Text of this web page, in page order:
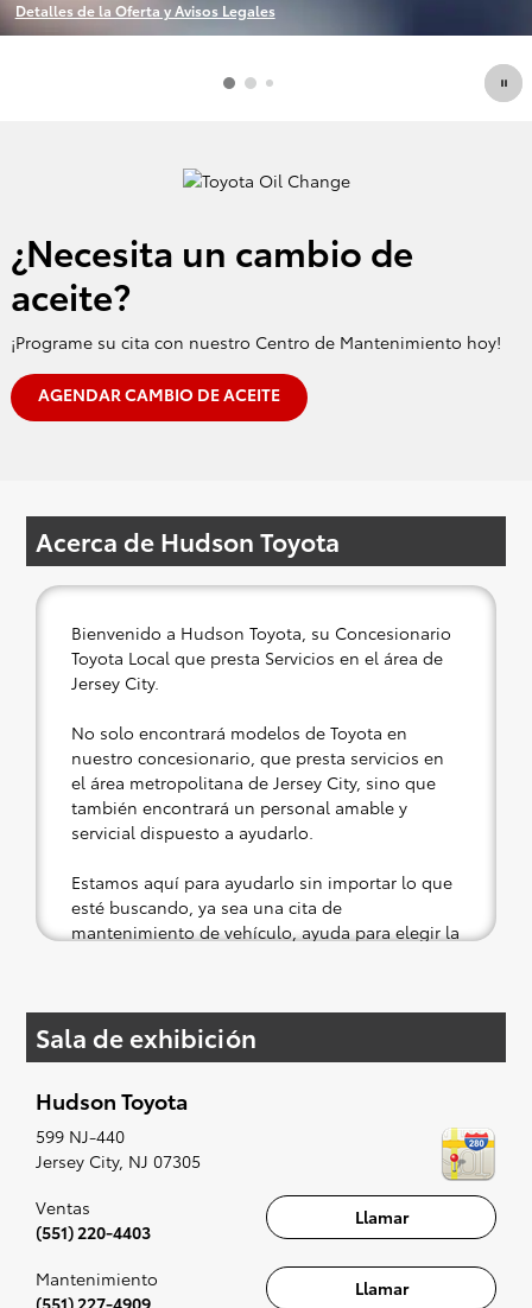
Detalles de la Oferta y Avisos Legales
Open Incentive Modal
¿Necesita un cambio de
aceite?
¡Programe su cita con nuestro Centro de Mantenimiento hoy!
AGENDAR CAMBIO DE ACEITE
Acerca de Hudson Toyota
Bienvenido a Hudson Toyota, su Concesionario
Toyota Local que presta Servicios en el área de
Jersey City.
No solo encontrará modelos de Toyota en
nuestro concesionario, que presta servicios en
el área metropolitana de Jersey City, sino que
también encontrará un personal amable y
servicial dispuesto a ayudarlo.
Estamos aquí para ayudarlo sin importar lo que
esté buscando, ya sea una cita de
mantenimiento de vehículo, ayuda para elegir la
Si su corazón está puesto en un nuevo Toyota,
entonces lo tenemos cubierto. Consulte nuestra
conveniencia; cuando se le ocurra algo, lo
prepararemos para un pequeño viaje de placer
(es decir, una prueba de manejo). Cantar al
ritmo de la radio, aunque es opcional, sin duda
se recomienda para la experiencia completa.
Sala de exhibición
Hudson Toyota
599 NJ-440
Jersey City, NJ 07305
Llamar
Ventas
(551) 220-4403
Llamar
Mantenimiento
(551) 227-4909